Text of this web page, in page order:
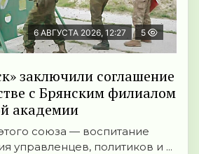
6 АВГУСТА 2026, 12:27 5
заключили соглашение
с Брянским филиалом
академии
союза — воспитание
управленцев, политиков и ...